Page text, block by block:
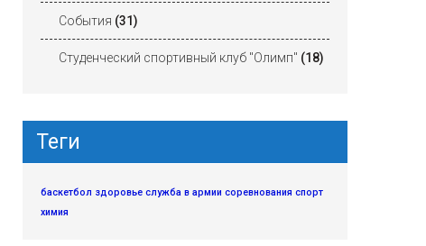
События (31)
Студенческий спортивный клуб "Олимп" (18)
Теги
баскетбол здоровье служба в армии соревнования спорт
химия